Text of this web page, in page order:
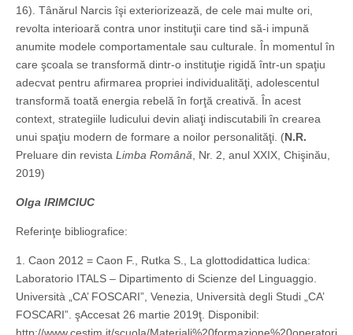
16). Tânărul Narcis îşi exteriorizează, de cele mai multe ori,
revolta interioară contra unor instituţii care tind să-i impună
anumite modele comportamentale sau culturale. În momentul în
care şcoala se transformă dintr-o instituţie rigidă într-un spaţiu
adecvat pentru afirmarea propriei individualităţi, adolescentul
transformă toată energia rebelă în forţă creativă. În acest
context, strategiile ludicului devin aliaţi indiscutabili în crearea
unui spaţiu modern de formare a noilor personalităţi. (N.R.
Preluare din revista Limba Română, Nr. 2, anul XXIX, Chişinău,
2019)
Olga IRIMCIUC
Referinţe bibliografice:
1. Caon 2012 = Caon F., Rutka S., La glottodidattica ludica:
Laboratorio ITALS – Dipartimento di Scienze del Linguaggio.
Università „CA’ FOSCARI”, Venezia, Università degli Studi „CA’
FOSCARI”. şAccesat 26 martie 2019ţ. Disponibil: